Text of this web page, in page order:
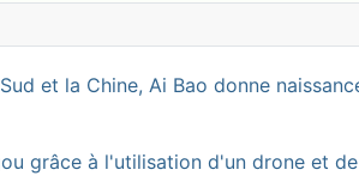
et la Chine, Ai Bao donne
grâce à l'utilisation d'un drone et